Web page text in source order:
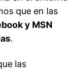
que en las
y MSN
.
las